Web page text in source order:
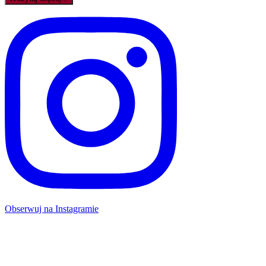
Obserwuj na Instagramie